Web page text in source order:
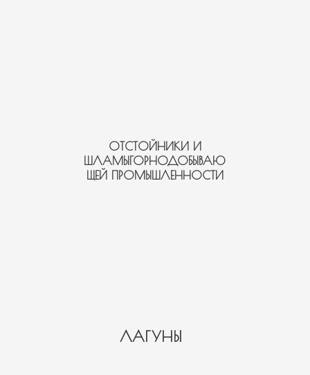
ОТСТОЙНИКИ И
ШЛАМЫГОРНОДОБЫВАЮ
ЩЕЙ ПРОМЫШЛЕННОСТИ
ЛАГУНЫ